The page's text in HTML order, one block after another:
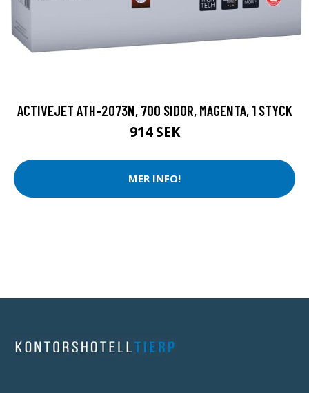
ACTIVEJET ATH-2073N, 700 SIDOR, MAGENTA, 1 STYCK
914 SEK
MER INFO!